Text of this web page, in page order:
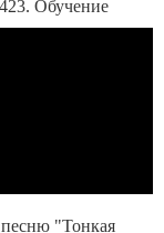
Обучение
"Тонкая